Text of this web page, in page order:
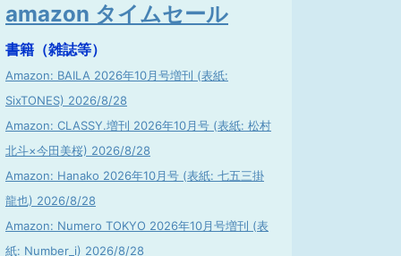
amazon タイムセール
書籍（雑誌等）
Amazon: BAILA 2026年10月号増刊 (表紙:
SixTONES) 2026/8/28
Amazon: CLASSY.増刊 2026年10月号 (表紙: 松村
北斗×今田美桜) 2026/8/28
Amazon: Hanako 2026年10月号 (表紙: 七五三掛
龍也) 2026/8/28
Amazon: Numero TOKYO 2026年10月号増刊 (表
紙: Number_i) 2026/8/28